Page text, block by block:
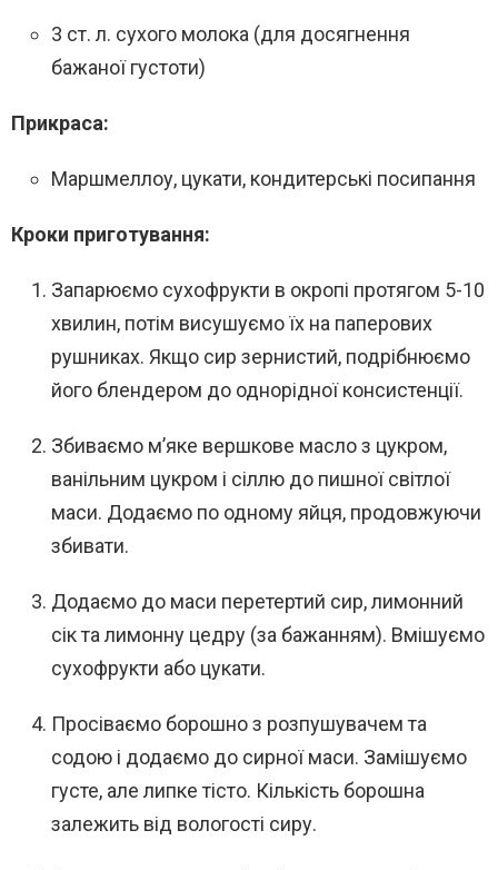
3 ст. л. сухого молока (для досягнення
бажаної густоти)
Прикраса:
Маршмеллоу, цукати, кондитерські посипання
Кроки приготування:
Запарюємо сухофрукти в окропі протягом 5-10
хвилин, потім висушуємо їх на паперових
рушниках. Якщо сир зернистий, подрібнюємо
його блендером до однорідної консистенції.
Збиваємо м’яке вершкове масло з цукром,
ванільним цукром і сіллю до пишної світлої
маси. Додаємо по одному яйця, продовжуючи
збивати.
Додаємо до маси перетертий сир, лимонний
сік та лимонну цедру (за бажанням). Вмішуємо
сухофрукти або цукати.
Просіваємо борошно з розпушувачем та
содою і додаємо до сирної маси. Замішуємо
густе, але липке тісто. Кількість борошна
залежить від вологості сиру.